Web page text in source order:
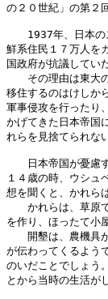
の２０世紀」の第２
1937年、日本のス
鮮系住民１７万人を
国政府が抗議してい
その理由は東大の
移住するのはけしか
軍事侵攻を行ったり
かげてきた日本帝国
れらを見捨てられな
日本帝国が憂慮す
１４歳の時、ウシュ
想を聞くと、かれら
かれらは、草原で
を作り、ほったて小
開墾は、農機具が
が伝わってくるよう
のいだことでしょう
とから当時の生活が